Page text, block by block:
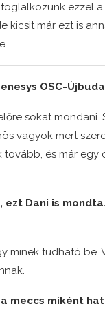
ezzel
kicsit már ezt is
OSC-
sokat mondani.
vagyok mert
tovább, és már egy
ezt Dani is
minek tudható be.
meccs miként